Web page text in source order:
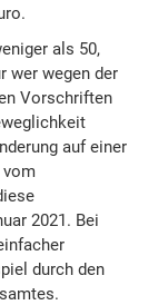
als 50,
wer wegen der
Vorschriften
auf einer
vom
2021. Bei
durch den